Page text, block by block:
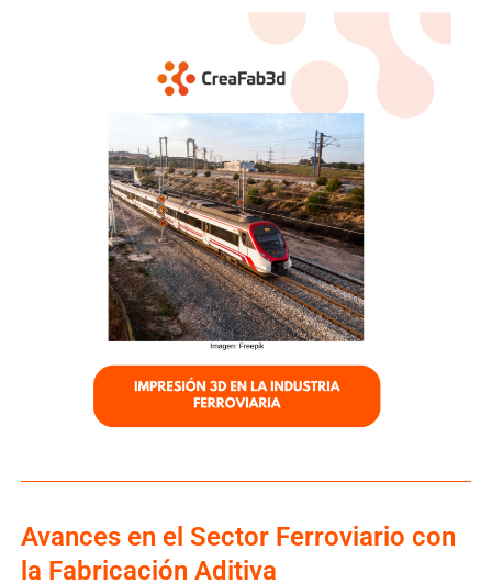
Avances en el Sector Ferroviario con
la Fabricación Aditiva